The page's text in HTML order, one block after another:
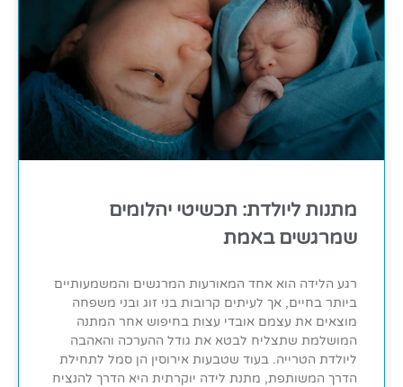
מתנות ליולדת: תכשיטי יהלומים
שמרגשים באמת
רגע הלידה הוא אחד המאורעות המרגשים והמשמעותיים
ביותר בחיים, אך לעיתים קרובות בני זוג ובני משפחה
מוצאים את עצמם אובדי עצות בחיפוש אחר המתנה
המושלמת שתצליח לבטא את גודל ההערכה והאהבה
ליולדת הטרייה. בעוד שטבעות אירוסין הן סמל לתחילת
הדרך המשותפת, מתנת לידה יוקרתית היא הדרך להנציח